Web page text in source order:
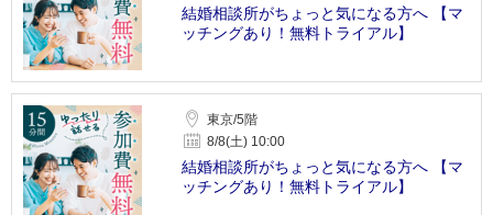
結婚相談所がちょっと気になる方へ 【マ
ッチングあり！無料トライアル】
東京/5階
8/8(土) 10:00
結婚相談所がちょっと気になる方へ 【マ
ッチングあり！無料トライアル】